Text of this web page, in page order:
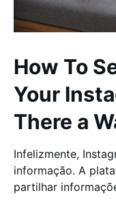
How To
Your
There a
Infelizmente,
informação. A
partilhar